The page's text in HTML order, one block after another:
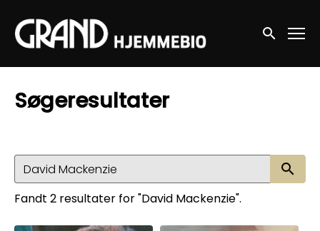
Accessibility Links
Søg nu
Søgeresultater
Fandt 2 resultater for "David Mackenzie".